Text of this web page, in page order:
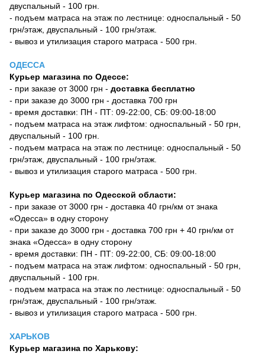
двуспальный - 100 грн.
- подъем матраса на этаж по лестнице: односпальный - 50
грн/этаж, двуспальный - 100 грн/этаж.
- вывоз и утилизация старого матраса - 500 грн.
ОДЕССА
Курьер магазина по Одессе:
- при заказе от 3000 грн - доставка бесплатно
- при заказе до 3000 грн - доставка 700 грн
- время доставки: ПН - ПТ: 09-22:00, СБ: 09:00-18:00
- подъем матраса на этаж лифтом: односпальный - 50 грн,
двуспальный - 100 грн.
- подъем матраса на этаж по лестнице: односпальный - 50
грн/этаж, двуспальный - 100 грн/этаж.
- вывоз и утилизация старого матраса - 500 грн.
Курьер магазина по Одесской области:
- при заказе от 3000 грн - доставка 40 грн/км от знака
«Одесса» в одну сторону
- при заказе до 3000 грн - доставка 700 грн + 40 грн/км от
знака «Одесса» в одну сторону
- время доставки: ПН - ПТ: 09-22:00, СБ: 09:00-18:00
- подъем матраса на этаж лифтом: односпальный - 50 грн,
двуспальный - 100 грн.
- подъем матраса на этаж по лестнице: односпальный - 50
грн/этаж, двуспальный - 100 грн/этаж.
- вывоз и утилизация старого матраса - 500 грн.
ХАРЬКОВ
Курьер магазина по Харькову: